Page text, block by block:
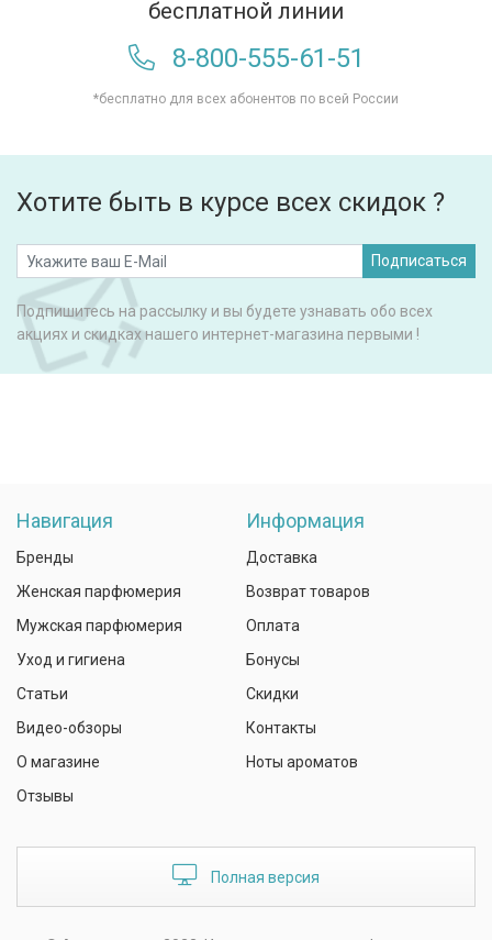
бесплатной линии
8-800-555-61-51
*бесплатно для всех абонентов по всей России
Хотите быть в курсе всех скидок ?
Подписаться
Подпишитесь на рассылку и вы будете узнавать обо всех
акциях и скидках нашего интернет-магазина первыми !
Навигация
Бренды
Женская парфюмерия
Мужская парфюмерия
Уход и гигиена
Статьи
Видео-обзоры
О магазине
Отзывы
Информация
Доставка
Возврат товаров
Оплата
Бонусы
Скидки
Контакты
Ноты ароматов
Полная версия